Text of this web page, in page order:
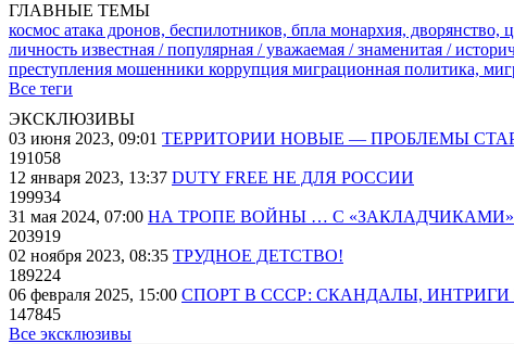
ГЛАВНЫЕ ТЕМЫ
космос атака дронов, беспилотников, бпла монархия, дворянство,
личность известная / популярная / уважаемая / знаменитая /
преступления мошенники коррупция миграционная политика,
Все теги
ЭКСКЛЮЗИВЫ
03 июня 2023, 09:01 ТЕРРИТОРИИ НОВЫЕ — ПРОБЛЕМЫ
191058
12 января 2023, 13:37 DUTY FREE НЕ ДЛЯ РОССИИ
199934
31 мая 2024, 07:00 НА ТРОПЕ ВОЙНЫ … С «ЗАКЛАДЧИКАМИ»
203919
02 ноября 2023, 08:35 ТРУДНОЕ ДЕТСТВО!
189224
06 февраля 2025, 15:00 СПОРТ В СССР: СКАНДАЛЫ, ИНТРИГИ
147845
Все эксклюзивы